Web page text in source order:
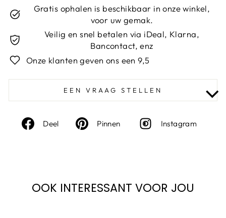
Gratis ophalen is beschikbaar in onze winkel,
voor uw gemak.
Veilig en snel betalen via iDeal, Klarna,
Bancontact, enz
Onze klanten geven ons een 9,5
EEN VRAAG STELLEN
Deel
Deel
Pinnen
Deel
Instagram
OOK INTERESSANT VOOR JOU